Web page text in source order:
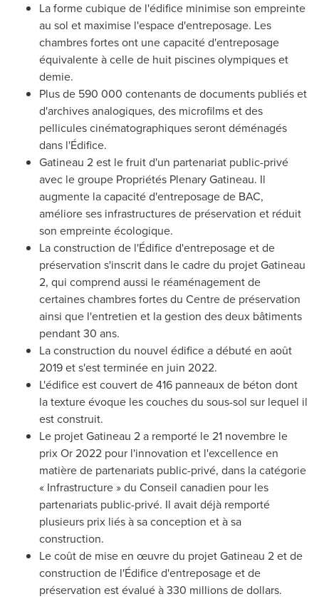
La forme cubique de l'édifice minimise son empreinte
au sol et maximise l'espace d'entreposage. Les
chambres fortes ont une capacité d'entreposage
équivalente à celle de huit piscines olympiques et
demie.
Plus de 590 000 contenants de documents publiés et
d'archives analogiques, des microfilms et des
pellicules cinématographiques seront déménagés
dans l'Édifice.
Gatineau 2 est le fruit d'un partenariat public-privé
avec le groupe Propriétés Plenary Gatineau. Il
augmente la capacité d'entreposage de BAC,
améliore ses infrastructures de préservation et réduit
son empreinte écologique.
La construction de l'Édifice d'entreposage et de
préservation s'inscrit dans le cadre du projetGatineau
2, qui comprend aussi le réaménagement de
certaines chambres fortes du Centre de préservation
ainsi que l'entretien et la gestion des deux bâtiments
pendant 30 ans.
La construction du nouvel édifice a débuté en août
2019 ets'est terminée en juin 2022.
L'édifice est couvert de 416 panneaux de béton dont
la texture évoque les couches du sous-sol sur lequel il
est construit.
Le projetGatineau 2 a remporté le 21 novembre le
prix Or 2022 pour l'innovation et l'excellence en
matière de partenariats public-privé, dans la catégorie
« Infrastructure » du Conseil canadien pour les
partenariats public-privé. Il avait déjà remporté
plusieurs prix liés à sa conception et à sa
construction.
Le coût de mise en œuvre du projetGatineau 2 et de
construction de l'Édifice d'entreposage et de
préservation est évalué à 330 millions de dollars.